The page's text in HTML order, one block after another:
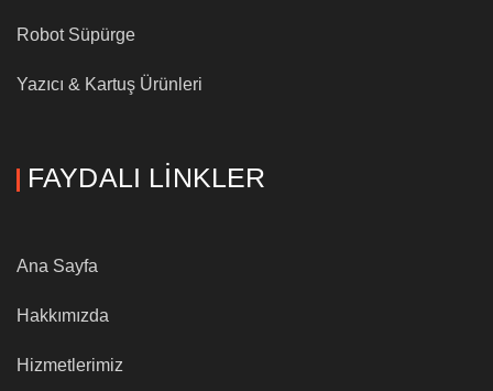
Robot Süpürge
Yazıcı & Kartuş Ürünleri
FAYDALI LINKLER
Ana Sayfa
Hakkımızda
Hizmetlerimiz